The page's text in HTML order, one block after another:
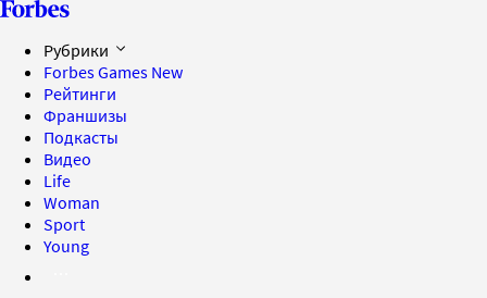
Рубрики
Forbes Games New
Рейтинги
Франшизы
Подкасты
Видео
Life
Woman
Sport
Young